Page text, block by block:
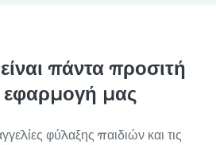
πάντα προσιτή
εφαρμογή μας
φύλαξης παιδιών και τις